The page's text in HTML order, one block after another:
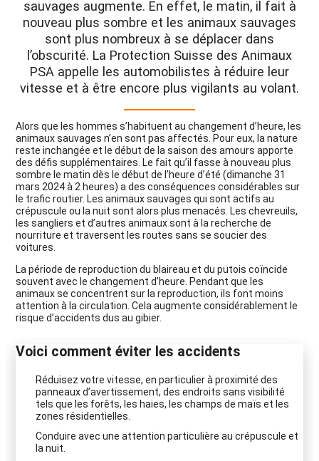
sauvages augmente. En effet, le matin, il fait à
nouveau plus sombre et les animaux sauvages
sont plus nombreux à se déplacer dans
l’obscurité. La Protection Suisse des Animaux
PSA appelle les automobilistes à réduire leur
vitesse et à être encore plus vigilants au volant.
Alors que les hommes s’habituent au changement d’heure, les
animaux sauvages n’en sont pas affectés. Pour eux, la nature
reste inchangée et le début de la saison des amours apporte
des défis supplémentaires. Le fait qu’il fasse à nouveau plus
sombre le matin dès le début de l’heure d’été (dimanche 31
mars 2024 à 2 heures) a des conséquences considérables sur
le trafic routier. Les animaux sauvages qui sont actifs au
crépuscule ou la nuit sont alors plus menacés. Les chevreuils,
les sangliers et d’autres animaux sont à la recherche de
nourriture et traversent les routes sans se soucier des
voitures.
La période de reproduction du blaireau et du putois coïncide
souvent avec le changement d’heure. Pendant que les
animaux se concentrent sur la reproduction, ils font moins
attention à la circulation. Cela augmente considérablement le
risque d’accidents dus au gibier.
Voici comment éviter les accidents
Réduisez votre vitesse, en particulier à proximité des
panneaux d’avertissement, des endroits sans visibilité
tels que les forêts, les haies, les champs de maïs et les
zones résidentielles.
Conduire avec une attention particulière au crépuscule et
la nuit.